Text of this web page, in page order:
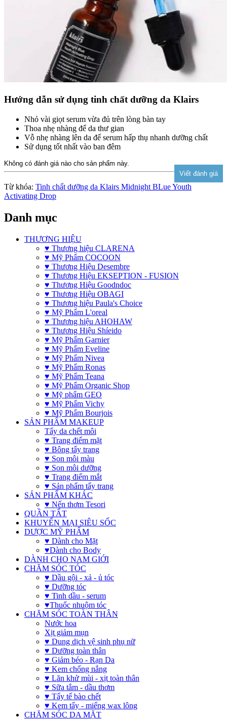
Hướng dẫn sử dụng tinh chất dưỡng da Klairs
Nhỏ vài giọt serum vừa đủ trên lòng bàn tay
Thoa nhẹ nhàng để da thư gian
Vỗ nhẹ nhàng lên da để serum hấp thụ nhanh dưỡng chất
Sử dụng tốt nhất vào ban đêm
Không có đánh giá nào cho sản phẩm này.
Từ khóa: Tinh chất dưỡng da Klairs Midnight BLue Youth
Activating Drop
Danh mục
THƯƠNG HIỆU
♥ Thương hiệu CLARENA
♥ Mỹ Phẩm COCOON
♥ Thương Hiệu Desembre
♥ Thương Hiệu EKSEPTION - FUSION
♥ Thương Hiệu Goodndoc
♥ Thương Hiệu OBAGI
♥ Thương hiệu Paula's Choice
♥ Mỹ Phẩm L'oreal
♥ Thương hiệu AHOHAW
♥ Thương Hiệu Shíeido
♥ Mỹ Phẩm Garnier
♥ Mỹ Phẩm Eveline
♥ Mỹ Phẩm Nivea
♥ Mỹ Phẩm Ronas
♥ Mỹ Phẩm Teana
♥ Mỹ Phẩm Organic Shop
♥ Mỹ phẩm GEO
♥ Mỹ Phẩm Vichy
♥ Mỹ Phẩm Bourjois
SẢN PHẨM MAKEUP
Tẩy da chết môi
♥ Trang điểm mặt
♥ Bông tẩy trang
♥ Son môi màu
♥ Son môi dưỡng
♥ Trang điểm mắt
♥ Sản phẩm tẩy trang
SẢN PHẨM KHÁC
♥ Nến thơm Tesori
QUẦN TẤT
KHUYẾN MẠI SIÊU SỐC
DƯỢC MỸ PHẨM
♥ Dành cho Mặt
♥Dành cho Body
DÀNH CHO NAM GIỚI
CHĂM SÓC TÓC
♥ Dầu gội - xả - ủ tóc
♥ Dưỡng tóc
♥ Tinh dầu - serum
♥Thuốc nhuộm tóc
CHĂM SÓC TOÀN THÂN
Nước hoa
Xịt giảm mụn
♥ Dung dịch vệ sinh phụ nữ
♥ Dưỡng toàn thân
♥ Giảm béo - Rạn Da
♥ Kem chống nắng
♥ Lăn khử mùi - xịt toàn thân
♥ Sữa tắm - dầu thơm
♥ Tẩy tế bào chết
♥ Kem tẩy - miếng wax lông
CHĂM SÓC DA MẶT